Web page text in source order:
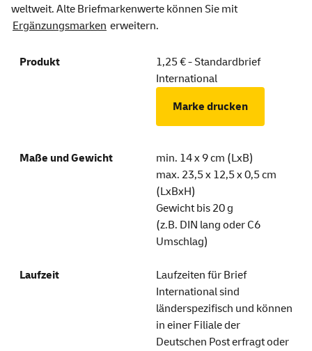
weltweit. Alte Briefmarkenwerte können Sie mit
Ergänzungsmarken erweitern.
1,25 € - Standardbrief
International
Marke drucken
min. 14 x 9 cm (LxB)
max. 23,5 x 12,5 x 0,5 cm
(LxBxH)
Gewicht bis 20 g
(z.B. DIN lang oder C6
Umschlag)
Laufzeiten für Brief
International sind
länderspezifisch und können
in einer Filiale der
Deutschen Post erfragt oder